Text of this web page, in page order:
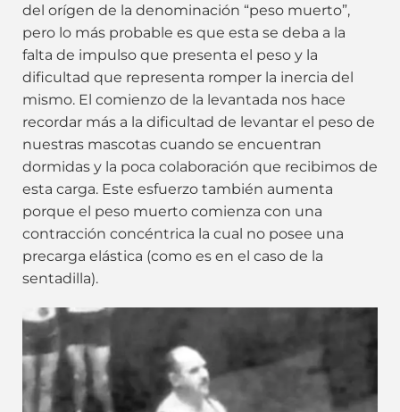
del orígen de la denominación “peso muerto”,
pero lo más probable es que esta se deba a la
falta de impulso que presenta el peso y la
dificultad que representa romper la inercia del
mismo. El comienzo de la levantada nos hace
recordar más a la dificultad de levantar el peso de
nuestras mascotas cuando se encuentran
dormidas y la poca colaboración que recibimos de
esta carga. Este esfuerzo también aumenta
porque el peso muerto comienza con una
contracción concéntrica la cual no posee una
precarga elástica (como es en el caso de la
sentadilla).